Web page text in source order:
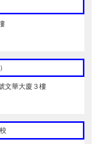
文華大廈３樓